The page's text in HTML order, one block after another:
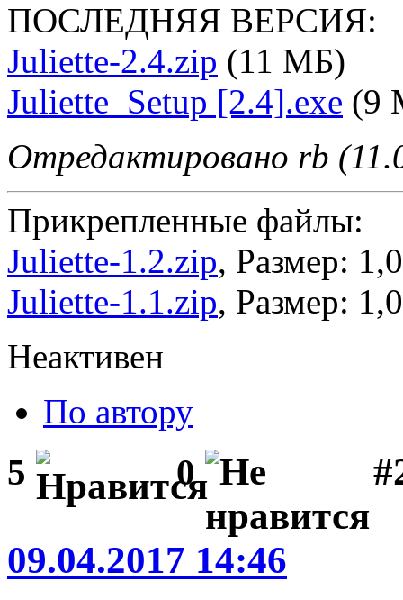
ПОСЛЕДНЯЯ ВЕРСИЯ:
Juliette-2.4.zip (11 МБ)
Juliette_Setup [2.4].exe (9
Отредактировано rb
Прикрепленные файлы:
Juliette-1.2.zip, Размер:
Juliette-1.1.zip, Размер:
Неактивен
По автору
5 0
09.04.2017 14:46